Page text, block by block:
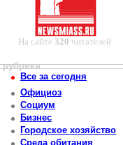
На сайте 320 читателей
рубрики
Все за сегодня
Официоз
Социум
Бизнес
Городское хозяйство
Среда обитания